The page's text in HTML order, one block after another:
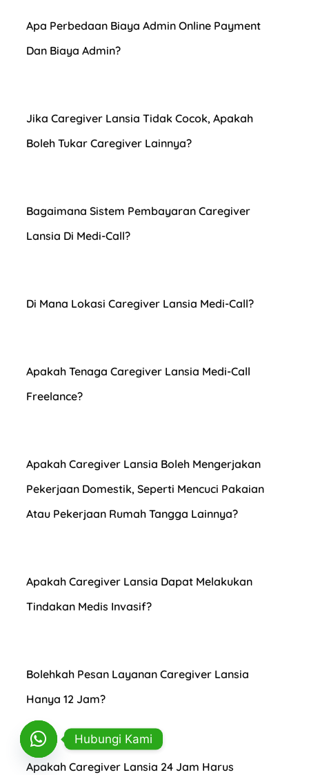
Apa Perbedaan Biaya Admin Online Payment
Dan Biaya Admin?
Jika Caregiver Lansia Tidak Cocok, Apakah
Boleh Tukar Caregiver Lainnya?
Bagaimana Sistem Pembayaran Caregiver
Lansia Di Medi-Call?
Di Mana Lokasi Caregiver Lansia Medi-Call?
Apakah Tenaga Caregiver Lansia Medi-Call
Freelance?
Apakah Caregiver Lansia Boleh Mengerjakan
Pekerjaan Domestik, Seperti Mencuci Pakaian
Atau Pekerjaan Rumah Tangga Lainnya?
Apakah Caregiver Lansia Dapat Melakukan
Tindakan Medis Invasif?
Bolehkah Pesan Layanan Caregiver Lansia
Hanya 12 Jam?
Apakah Caregiver Lansia 24 Jam Harus
Hubungi Kami
OPEN CHATY